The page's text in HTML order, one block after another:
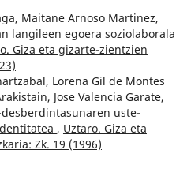
Maitane Arnoso Martinez,
langileen egoera soziolaborala
Giza eta gizarte-zientzien
Lorena Gil de Montes
Jose Valencia Garate,
uste-
, Uztaro. Giza eta
Zk. 19 (1996)